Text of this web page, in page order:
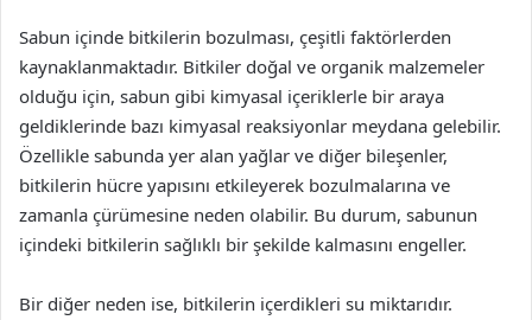
Sabun içinde bitkilerin bozulması, çeşitli faktörlerden
kaynaklanmaktadır. Bitkiler doğal ve organik malzemeler
olduğu için, sabun gibi kimyasal içeriklerle bir araya
geldiklerinde bazı kimyasal reaksiyonlar meydana gelebilir.
Özellikle sabunda yer alan yağlar ve diğer bileşenler,
bitkilerin hücre yapısını etkileyerek bozulmalarına ve
zamanla çürümesine neden olabilir. Bu durum, sabunun
içindeki bitkilerin sağlıklı bir şekilde kalmasını engeller.
Bir diğer neden ise, bitkilerin içerdikleri su miktarıdır.